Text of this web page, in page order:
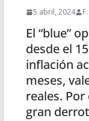
5 abril, 2024
El “blue”
desde el
inflación
meses,
reales.
gran